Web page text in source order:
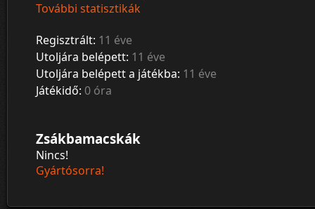
További statisztikák
Regisztrált: 11 éve
Utoljára belépett: 11 éve
Utoljára belépett a játékba: 11 éve
Játékidő: 0 óra
Zsákbamacskák
Nincs!
Gyártósorra!